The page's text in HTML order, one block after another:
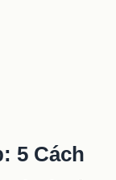
5 Cách